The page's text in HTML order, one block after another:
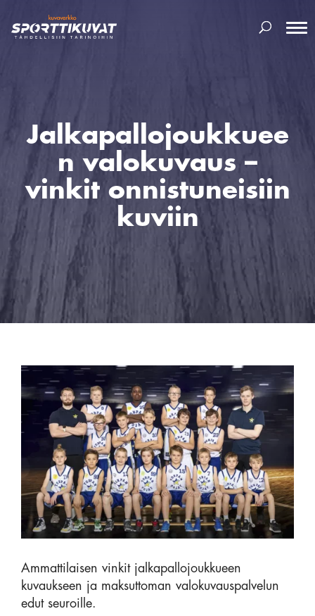
Jalkapallojoukkuee
n valokuvaus –
vinkit onnistuneisiin
kuviin
Ammattilaisen vinkit jalkapallojoukkueen
kuvaukseen ja maksuttoman valokuvauspalvelun
edut seuroille.